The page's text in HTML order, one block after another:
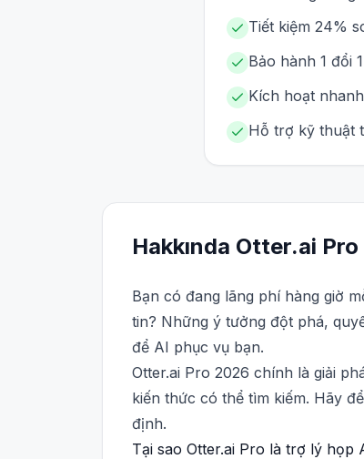
Tiết kiệm 24%
Bảo hành 1 đổi
Kích hoạt
Hỗ trợ kỹ thuật
Hakkında Otter.ai Pro
Bạn có đang lãng phí hàng giờ
tin? Những ý tưởng đột phá,
để AI phục vụ bạn.
Otter.ai Pro 2026 chính là giải
kiến thức có thể tìm kiếm. Hãy
định.
Tại sao Otter.ai Pro là trợ lý họp